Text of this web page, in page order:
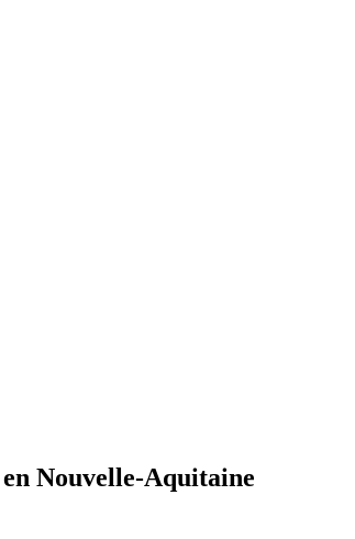
Nouvelle-Aquitaine